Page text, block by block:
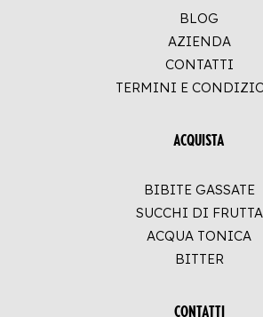
BLOG
AZIENDA
CONTATTI
TERMINI E
ACQUISTA
BIBITE GASSATE
SUCCHI DI FRUTTA
ACQUA TONICA
BITTER
CONTATTI